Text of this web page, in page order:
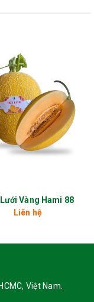
lưới
nhu động ruột,
giúp bổ sung điện
nóng.
chống oxy hóa có
thực dưỡng hoặc
Vàng Hami 88
Liên hệ
Việt Nam.